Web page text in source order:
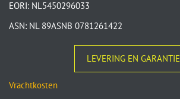
EORI: NL5450296033
ASN: NL 89ASNB 0781261422
LEVERING EN GARANTIE
Vrachtkosten